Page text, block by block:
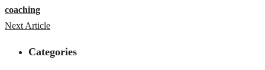
coaching
Next Article
Categories